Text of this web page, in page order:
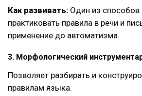
Как развивать: Один из
практиковать правила в речи и
применение до автоматизма.
3. Морфологический
Позволяет разбирать и
правилам языка.